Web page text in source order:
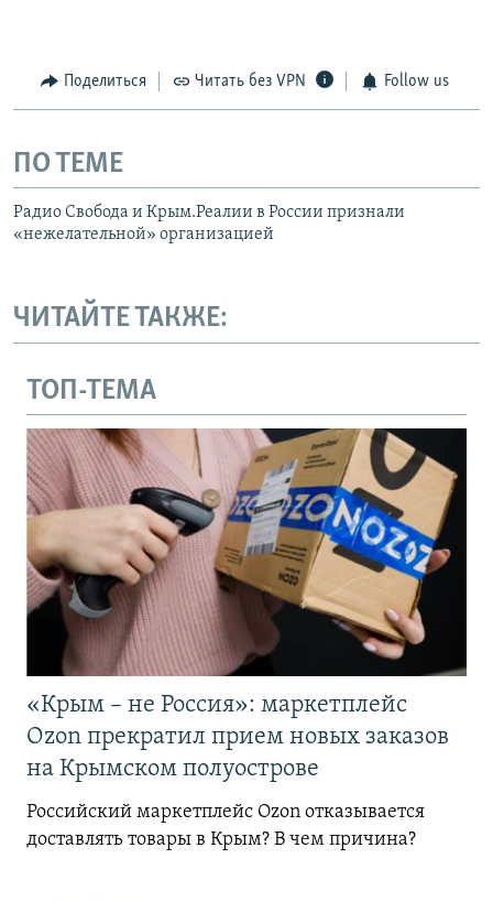
Поделиться Читать без VPN Follow us
ПО ТЕМЕ
Радио Свобода и Крым.Реалии в России признали
«нежелательной» организацией
ЧИТАЙТЕ ТАКЖЕ:
ТОП-ТЕМА
«Крым – не Россия»: маркетплейс
Ozon прекратил прием новых заказов
на Крымском полуострове
Российский маркетплейс Ozon отказывается
доставлять товары в Крым? В чем причина?